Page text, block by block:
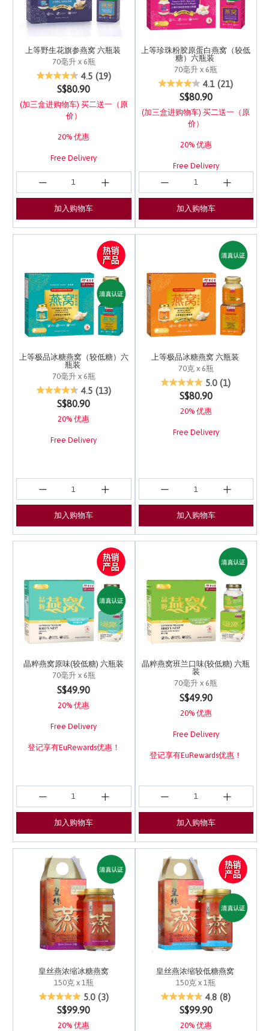
上等野生花旗参燕窝 六瓶装
70毫升 x 6瓶
4.2 out of 5 Customer Rating
4.5 (19)
S$80.90
(加三盒进购物车) 买二送一（原
价）
20% 优惠
Free Delivery
加入购物车
上等珍珠粉胶原蛋白燕窝（较低
糖）六瓶装
70毫升 x 6瓶
4.5 out of 5 Customer
4.1 (21)
S$80.90
(加三盒进购物车) 买二送一（原
价）
20% 优惠
Free Delivery
加入购物车
上等极品冰糖燕窝（较低糖）六
瓶装
70毫升 x 6瓶
5 out of 5 Customer Rating
4.5 (13)
S$80.90
20% 优惠
Free Delivery
加入购物车
上等极品冰糖燕窝 六瓶装
70克 x 6瓶
3.7 out of 5 Customer
5.0 (1)
S$80.90
20% 优惠
Free Delivery
加入购物车
晶粹燕窝原味(较低糖) 六瓶装
70毫升 x 6瓶
5 out of 5 Customer Rating
S$49.90
20% 优惠
Free Delivery
登记享有EuRewards优惠！
加入购物车
晶粹燕窝班兰口味(较低糖) 六瓶
装
70毫升 x 6瓶
4.5 out of 5 Customer
S$49.90
20% 优惠
Free Delivery
登记享有EuRewards优惠！
加入购物车
皇丝燕浓缩冰糖燕窝
150克 x 1瓶
5 out of 5 Customer Rating
5.0 (3)
S$99.90
20% 优惠
皇丝燕浓缩较低糖燕窝
150克 x 1瓶
3.1 out of 5 Customer
4.8 (8)
S$99.90
20% 优惠